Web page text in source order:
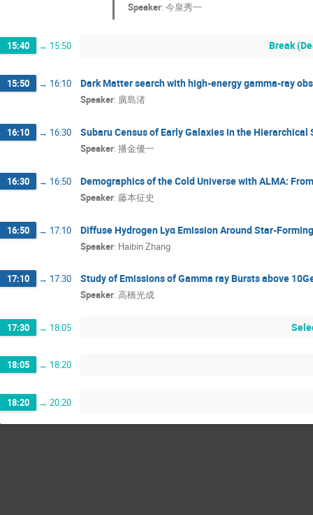
Speaker:今泉秀一
15:40 → 15:50 Break
15:50 → 16:10 Dark Matter search with high-energy gamma-ray
Speaker: 廣島渚
16:10 → 16:30 Subaru Census of Early Galaxies in the
Speaker: 播金優一
16:30 → 16:50 Demographics of the Cold Universe with ALMA:
Speaker: 藤本征史
16:50 → 17:10 Diffuse Hydrogen Lyα Emission Around Star-
Speaker: Haibin Zhang
17:10 → 17:30 Study of Emissions of Gamma ray Bursts above
Speaker: 高橋光成
17:30 → 18:05
18:05 → 18:20
18:20 → 20:20